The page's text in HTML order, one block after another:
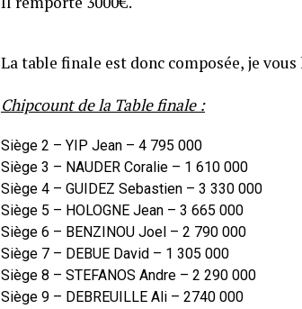
La table finale est donc composée, je
Chipcount de la Table finale :
Siège 2 – YIP Jean – 4 795 000
Siège 3 – NAUDER Coralie – 1 610 000
Siège 4 – GUIDEZ Sebastien – 3 330 000
Siège 5 – HOLOGNE Jean – 3 665 000
Siège 6 – BENZINOU Joel – 2 790 000
Siège 7 – DEBUE David – 1 305 000
Siège 8 – STEFANOS Andre – 2 290 000
Siège 9 – DEBREUILLE Ali – 2740 000